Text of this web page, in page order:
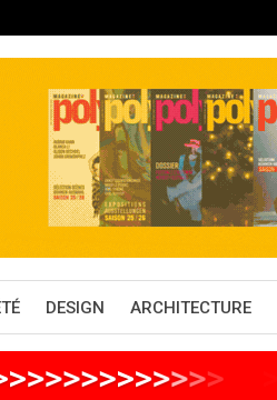
DESIGN ARCHITECTURE
>>>>>>>>>>>>